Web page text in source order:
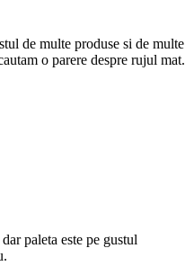
de multe produse si de multe
o parere despre rujul mat.
paleta este pe gustul